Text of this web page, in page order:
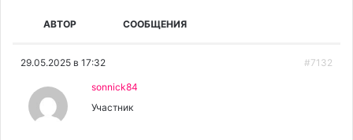
АВТОР СООБЩЕНИЯ
29.05.2025 в 17:32 #7132
sonnick84
Участник